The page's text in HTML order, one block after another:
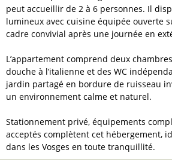
peut accueillir de 2 à 6 personnes. Il
lumineux avec cuisine équipée ouverte
cadre convivial après une journée en
L’appartement comprend deux
douche à l’italienne et des WC
jardin partagé en bordure de ruisseau
un environnement calme et naturel.
Stationnement privé, équipements
acceptés complètent cet hébergement,
dans les Vosges en toute tranquillité.